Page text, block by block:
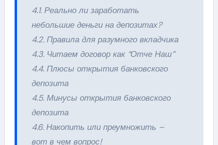
4.1. Реально ли заработать
небольшие деньги на депозитах?
4.2. Правила для разумного вкладчика
4.3. Читаем договор как “Отче Наш”
4.4. Плюсы открытия банковского
депозита
4.5. Минусы открытия банковского
депозита
4.6. Накопить или преумножить –
вот в чем вопрос!